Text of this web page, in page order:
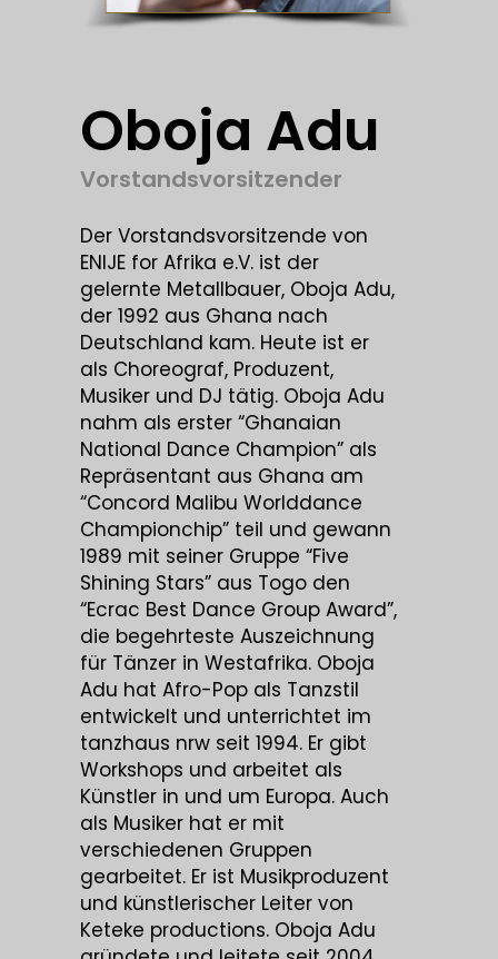
Oboja Adu
Vorstandsvorsitzender
Der Vorstandsvorsitzende von
ENIJE for Afrika e.V. ist der
gelernte Metallbauer, Oboja Adu,
der 1992 aus Ghana nach
Deutschland kam. Heute ist er
als Choreograf, Produzent,
Musiker und DJ tätig. Oboja Adu
nahm als erster “Ghanaian
National Dance Champion” als
Repräsentant aus Ghana am
“Concord Malibu Worlddance
Championchip” teil und gewann
1989 mit seiner Gruppe “Five
Shining Stars” aus Togo den
“Ecrac Best Dance Group Award”,
die begehrteste Auszeichnung
für Tänzer in Westafrika. Oboja
Adu hat Afro-Pop als Tanzstil
entwickelt und unterrichtet im
tanzhaus nrw seit 1994. Er gibt
Workshops und arbeitet als
Künstler in und um Europa. Auch
als Musiker hat er mit
verschiedenen Gruppen
gearbeitet. Er ist Musikproduzent
und künstlerischer Leiter von
Keteke productions. Oboja Adu